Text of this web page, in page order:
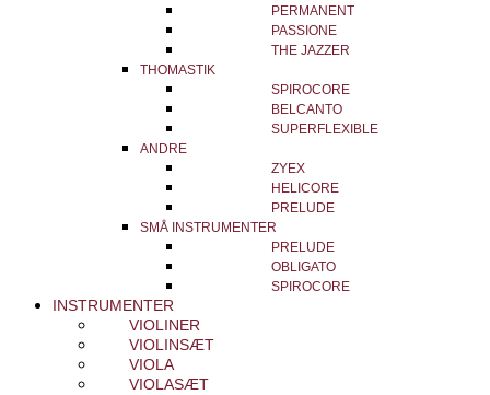
PERMANENT
PASSIONE
THE JAZZER
THOMASTIK
SPIROCORE
BELCANTO
SUPERFLEXIBLE
ANDRE
ZYEX
HELICORE
PRELUDE
SMÅ INSTRUMENTER
PRELUDE
OBLIGATO
SPIROCORE
INSTRUMENTER
VIOLINER
VIOLINSÆT
VIOLA
VIOLASÆT